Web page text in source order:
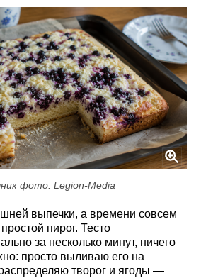
фото: Legion-Media
выпечки, а времени совсем
пирог. Тесто
за несколько минут, ничего
просто выливаю его на
творог и ягоды —